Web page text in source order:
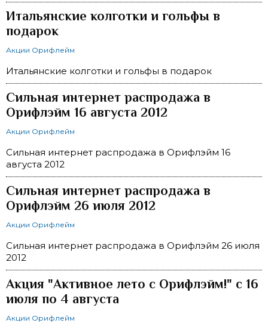
Итальянские колготки и гольфы в
подарок
Акции Орифлейм
Итальянские колготки и гольфы в подарок
Сильная интернет распродажа в
Орифлэйм 16 августа 2012
Акции Орифлейм
Сильная интернет распродажа в Орифлэйм 16
августа 2012
Сильная интернет распродажа в
Орифлэйм 26 июля 2012
Акции Орифлейм
Сильная интернет распродажа в Орифлэйм 26 июля
2012
Акция "Активное лето с Орифлэйм!" с 16
июля по 4 августа
Акции Орифлейм